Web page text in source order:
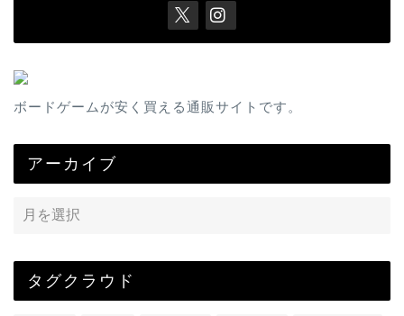
ボードゲームが安く買える通販サイトです。
アーカイブ
タグクラウド